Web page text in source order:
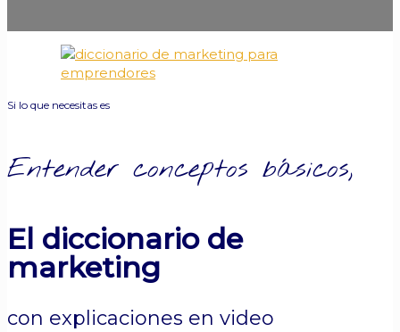
Si lo que necesitas es
Entender conceptos básicos,
El diccionario de
marketing
con explicaciones en video